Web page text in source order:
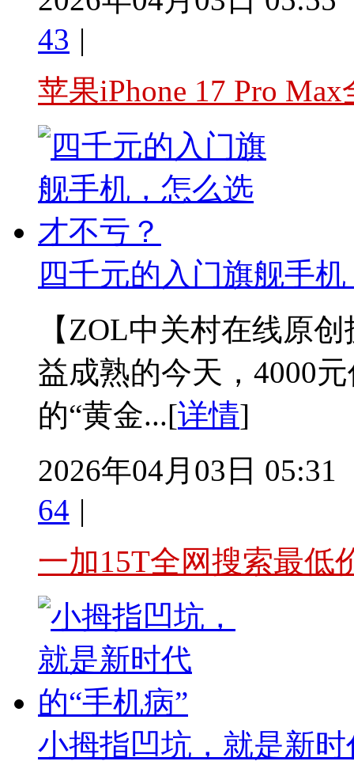
43 |
苹果iPhone 17 Pro
四千元的入门旗舰手
【ZOL中关村在线原
益成熟的今天，4000
的“黄金...[详情]
2026年04月03日 05:31
64 |
一加15T全网搜索最低
小拇指凹坑，就是新时